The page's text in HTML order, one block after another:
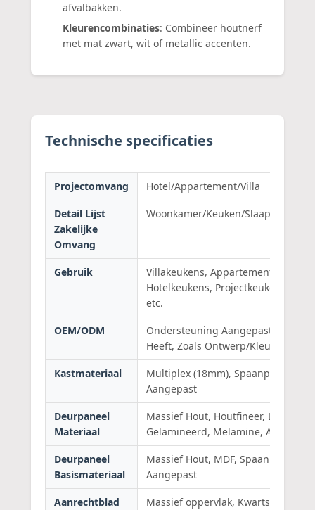
afvalbakken.
Kleurencombinaties: Combineer houtnerf
met mat zwart, wit of metallic accenten.
Technische specificaties
Projectomvang Hotel/Appartement/Villa
Detail Lijst
Zakelijke
Omvang
Woonkamer/Keuken/Slaapkamer/
Gebruik
Villakeukens, Appartementkeukens,
Hotelkeukens, Projectkeukens,
etc.
OEM/ODM
Ondersteuning Aangepast Alles
Heeft, Zoals Ontwerp/Kleur/
Kastmateriaal
Multiplex (18mm), Spaanplaat
Aangepast
Deurpaneel
Materiaal
Massief Hout, Houtfineer, Lak, Acryl,
Gelamineerd, Melamine,
Deurpaneel
Basismateriaal
Massief Hout, MDF, Spaanplaat,
Aangepast
Aanrechtblad
Massief oppervlak, Kwartssteen,